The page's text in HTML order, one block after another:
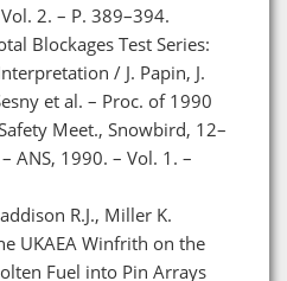
2. – P. 389–394.
Blockages Test Series:
/ J. Papin, J.
et al. – Proc. of 1990
Meet., Snowbird, 12–
ANS, 1990. – Vol. 1. –
R.J., Miller K.
UKAEA Winfrith on the
Fuel into Pin Arrays